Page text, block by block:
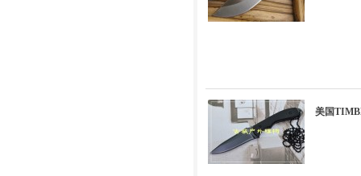
美国